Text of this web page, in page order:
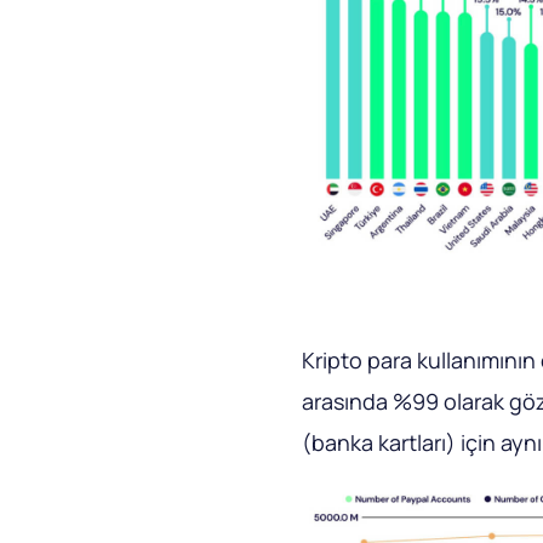
Kripto para
arasında %99 olarak
(banka kartları) için